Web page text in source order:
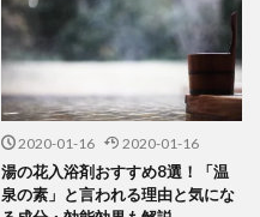
2020-01-16 2020-01-16
湯の花入浴剤おすすめ8選！「温
泉の素」と言われる理由と気にな